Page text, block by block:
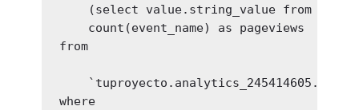
(select value.string_value from
    count(event_name) as pageviews
from
where